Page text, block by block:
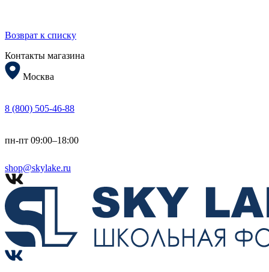
Возврат к списку
Контакты магазина
Москва
8 (800) 505-46-88
пн-пт 09:00–18:00
shop@skylake.ru